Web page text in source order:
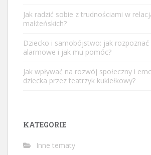
Jak radzić sobie z trudnościami w
małżeńskich?
Dziecko i samobójstwo: jak rozpoznać
alarmowe i jak mu pomóc?
Jak wpływać na rozwój społeczny i
dziecka przez teatrzyk kukiełkowy?
KATEGORIE
Inne tematy